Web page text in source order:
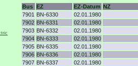
Bus EZ EZ-Datum NZ
7901 BN-6330
02.01.1980
7902 BN-6331
02.01.1980
7903 BN-6332
02.01.1980
7904 BN-6333
02.01.1980
7905 BN-6335
02.01.1980
7906 BN-6336
02.01.1980
7907 BN-6337
02.01.1980